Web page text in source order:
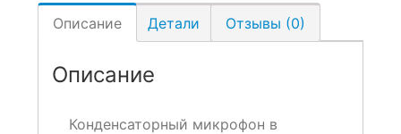
Описание Детали Отзывы (0)
Описание
Конденсаторный микрофон в